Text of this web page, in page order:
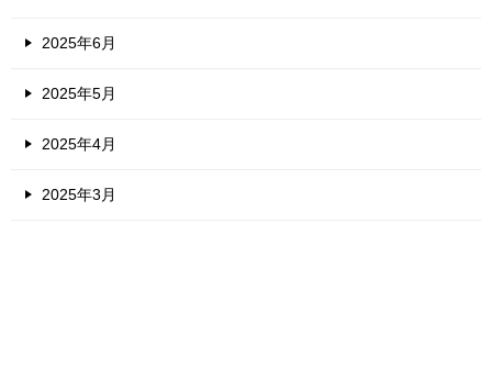
2025年6月
2025年5月
2025年4月
2025年3月